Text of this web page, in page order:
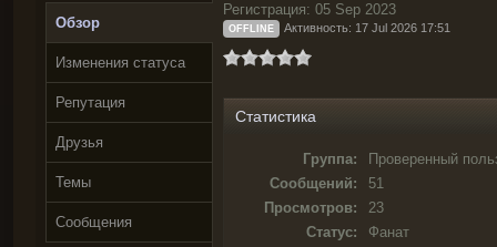
Обзор
Изменения статуса
Репутация
Друзья
Темы
Сообщения
Регистрация: 05 Sep 2023
OFFLINE Активность: 17 Jul 2026 17:51
Статистика
Группа:
Проверенный
Сообщений:
51
Просмотров:
23
Статус:
Фанат